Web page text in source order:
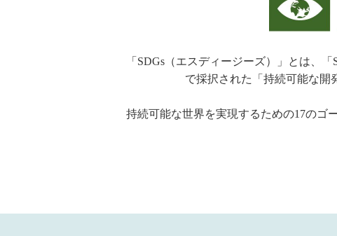
「SDGs（エスディージーズ）」とは、
で採択された「持続可能な開
持続可能な世界を実現するための17のゴ